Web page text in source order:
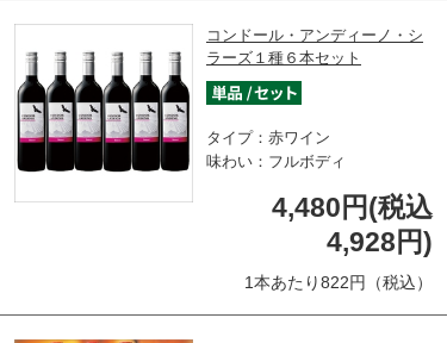
コンドール・アンディーノ・シ
ラーズ１種６本セット
タイプ：赤ワイン
味わい：フルボディ
4,480円(税込
4,928円)
1本あたり822円（税込）